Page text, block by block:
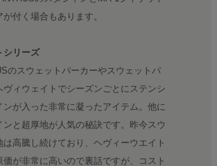
付く場合もあります。
シリーズ
のスウェットパーカーやスウェットパ
ヴィウェイトでシーズンごとにステンシ
ンが入った非常に凝ったアイテム。他に
ンと超厚地が人気の秘訣です。昨今スウ
は高騰し続けており、ヘヴィーウエイト
価が非常に高いので裏話ですが、コスト